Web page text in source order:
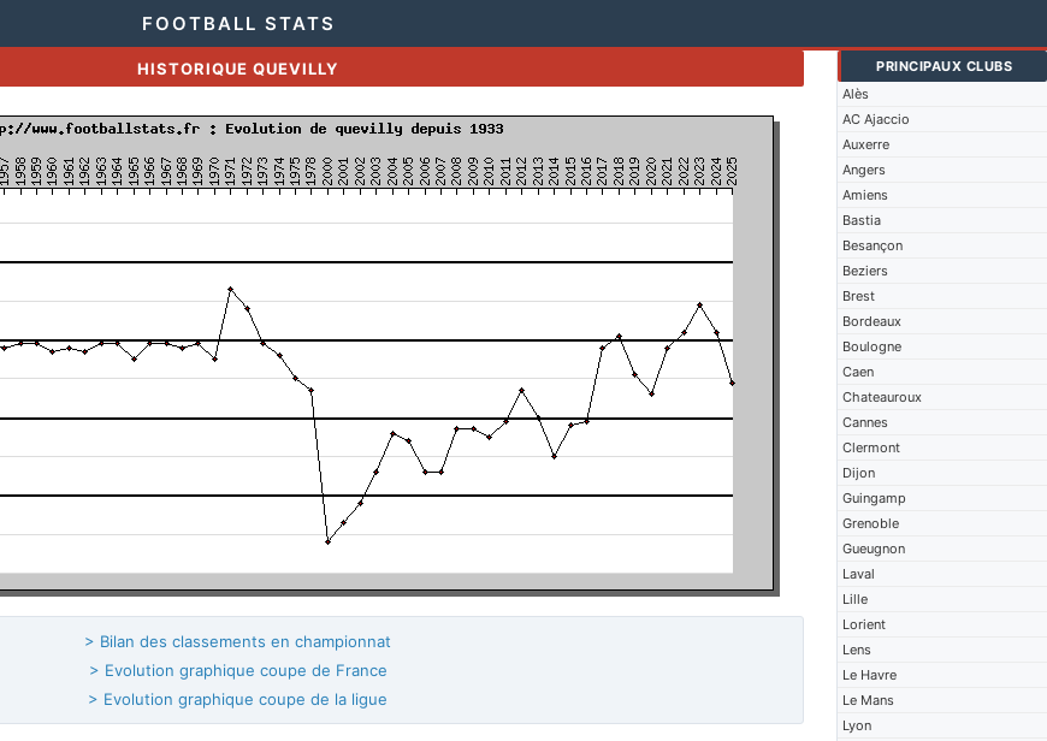
FOOTBALL STATS
PRINCIPAUX CLUBS
Alès
AC Ajaccio
Auxerre
Angers
Amiens
Bastia
Besançon
Beziers
Brest
Bordeaux
Boulogne
Caen
Chateauroux
Cannes
Clermont
Dijon
Guingamp
Grenoble
Gueugnon
Laval
Lille
Lorient
Lens
Le Havre
Le Mans
Lyon
HISTORIQUE QUEVILLY
> Bilan des classements en championnat
> Evolution graphique coupe de France
> Evolution graphique coupe de la ligue